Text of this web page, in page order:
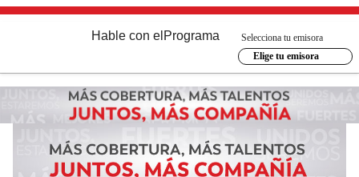
Hable con el Programa
Selecciona tu emisora
Elige tu emisora